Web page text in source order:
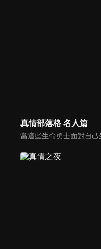
真情部落格 名人篇